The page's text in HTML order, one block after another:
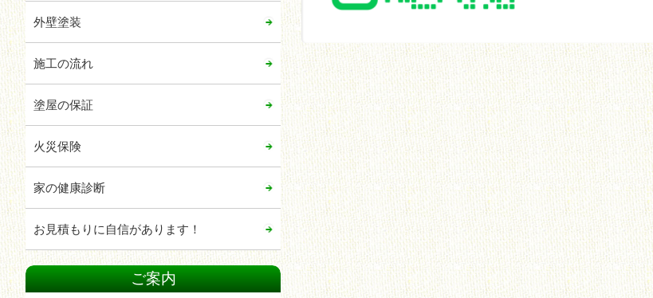
2022年05月
2021年12月
2021年11月
2021年10月
2021年04月
2021年02月
2021年01月
2020年12月
2020年11月
2020年08月
2020年07月
外壁塗装
施工の流れ
塗屋の保証
火災保険
家の健康診断
お見積もりに自信があります！
ご案内